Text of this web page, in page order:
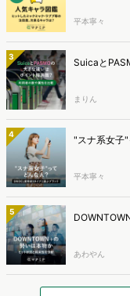
平本寧々
3 Suicaと
まりん
4 "スナ系女子
平本寧々
5
あわやん